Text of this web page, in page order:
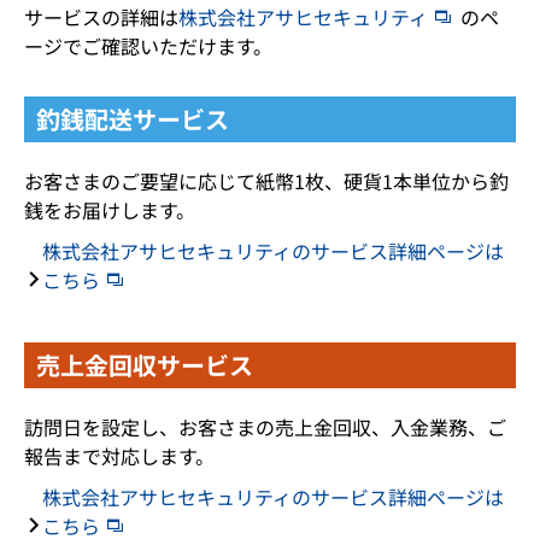
サービスの詳細は株式会社アサヒセキュリティ
のペ
ージでご確認いただけます。
釣銭配送サービス
お客さまのご要望に応じて紙幣1枚、硬貨1本単位から釣
銭をお届けします。
株式会社アサヒセキュリティのサービス詳細ページは
こちら
売上金回収サービス
訪問日を設定し、お客さまの売上金回収、入金業務、ご
報告まで対応します。
株式会社アサヒセキュリティのサービス詳細ページは
こちら